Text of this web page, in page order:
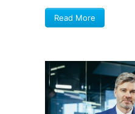
Read More